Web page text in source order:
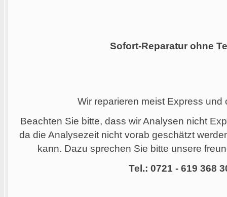
Sofort-Reparatur ohne
Wir reparieren meist Express und
Beachten Sie bitte, dass wir Analysen nicht
da die Analysezeit nicht vorab geschätzt
kann. Dazu sprechen Sie bitte unsere
Tel.: 0721 - 619 368